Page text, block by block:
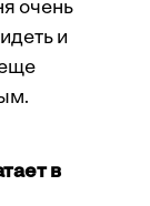
очень
и
еще
в